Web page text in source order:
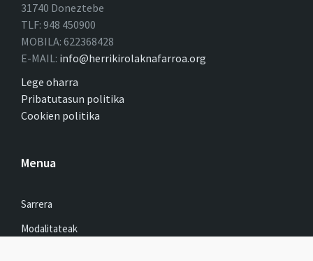
31740 Doneztebe
TLF: 948 450900
MOBILA: 622368428
E-MAIL: info@herrikirolaknafarroa.org
Lege oharra
Pribatutasun politika
Cookien politika
Menua
Sarrera
Modalitateak